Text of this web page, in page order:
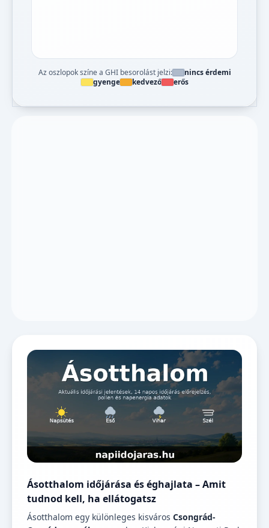
Az oszlopok színe a GHI besorolást jelzi:
nincs érdemi
gyenge
kedvező erős
Ásotthalom időjárása és éghajlata – Amit
tudnod kell, ha ellátogatsz
Ásotthalom egy különleges kisváros Csongrád-